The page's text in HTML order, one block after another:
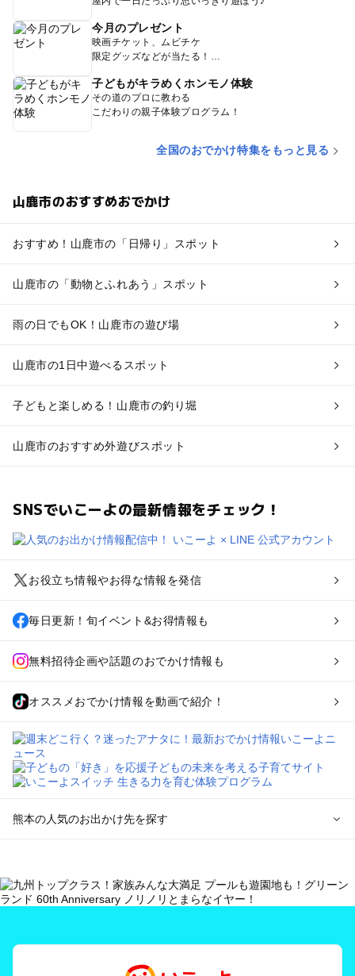
今月のプレゼント
映画チケット、ムビチケ
限定グッズなどが当たる！
子どもがキラめくホンモノ体験
その道のプロに教わる
こだわりの親子体験プログラム！
全国のおでかけ特集をもっと見る
山鹿市のおすすめおでかけ
おすすめ！山鹿市の「日帰り」スポット
山鹿市の「動物とふれあう」スポット
雨の日でもOK！山鹿市の遊び場
山鹿市の1日中遊べるスポット
子どもと楽しめる！山鹿市の釣り堀
山鹿市のおすすめ外遊びスポット
SNSでいこーよの最新情報をチェック！
お役立ち情報やお得な情報を発信
毎日更新！旬イベント&お得情報も
無料招待企画や話題のおでかけ情報も
オススメおでかけ情報を動画で紹介！
熊本の人気のお出かけ先を探す
を探す
熊本市周辺のプールお出かけ
天草のプールお出かけ
人吉・球磨のプールお出かけ